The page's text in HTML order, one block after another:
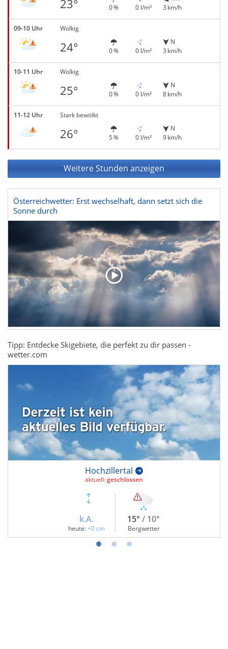
23° 0 % 0 l/m²
3 km/h
09-10 Uhr Wolkig
24° 0 % 0 l/m²
N
3 km/h
10-11 Uhr Wolkig
25° 0 % 0 l/m²
N
8 km/h
11-12 Uhr Stark bewölkt
26° 5 % 0 l/m²
N
9 km/h
Weitere Stunden anzeigen
Österreichwetter: Erst wechselhaft, dann setzt sich die
Sonne durch
Tipp: Entdecke Skigebiete, die perfekt zu dir passen -
wetter.com
Hochzillertal
aktuell:geschlossen
k.A.
heute:+0 cm
15° / 10°
Bergwetter